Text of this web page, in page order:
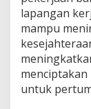
lapangan
mampu
untuk